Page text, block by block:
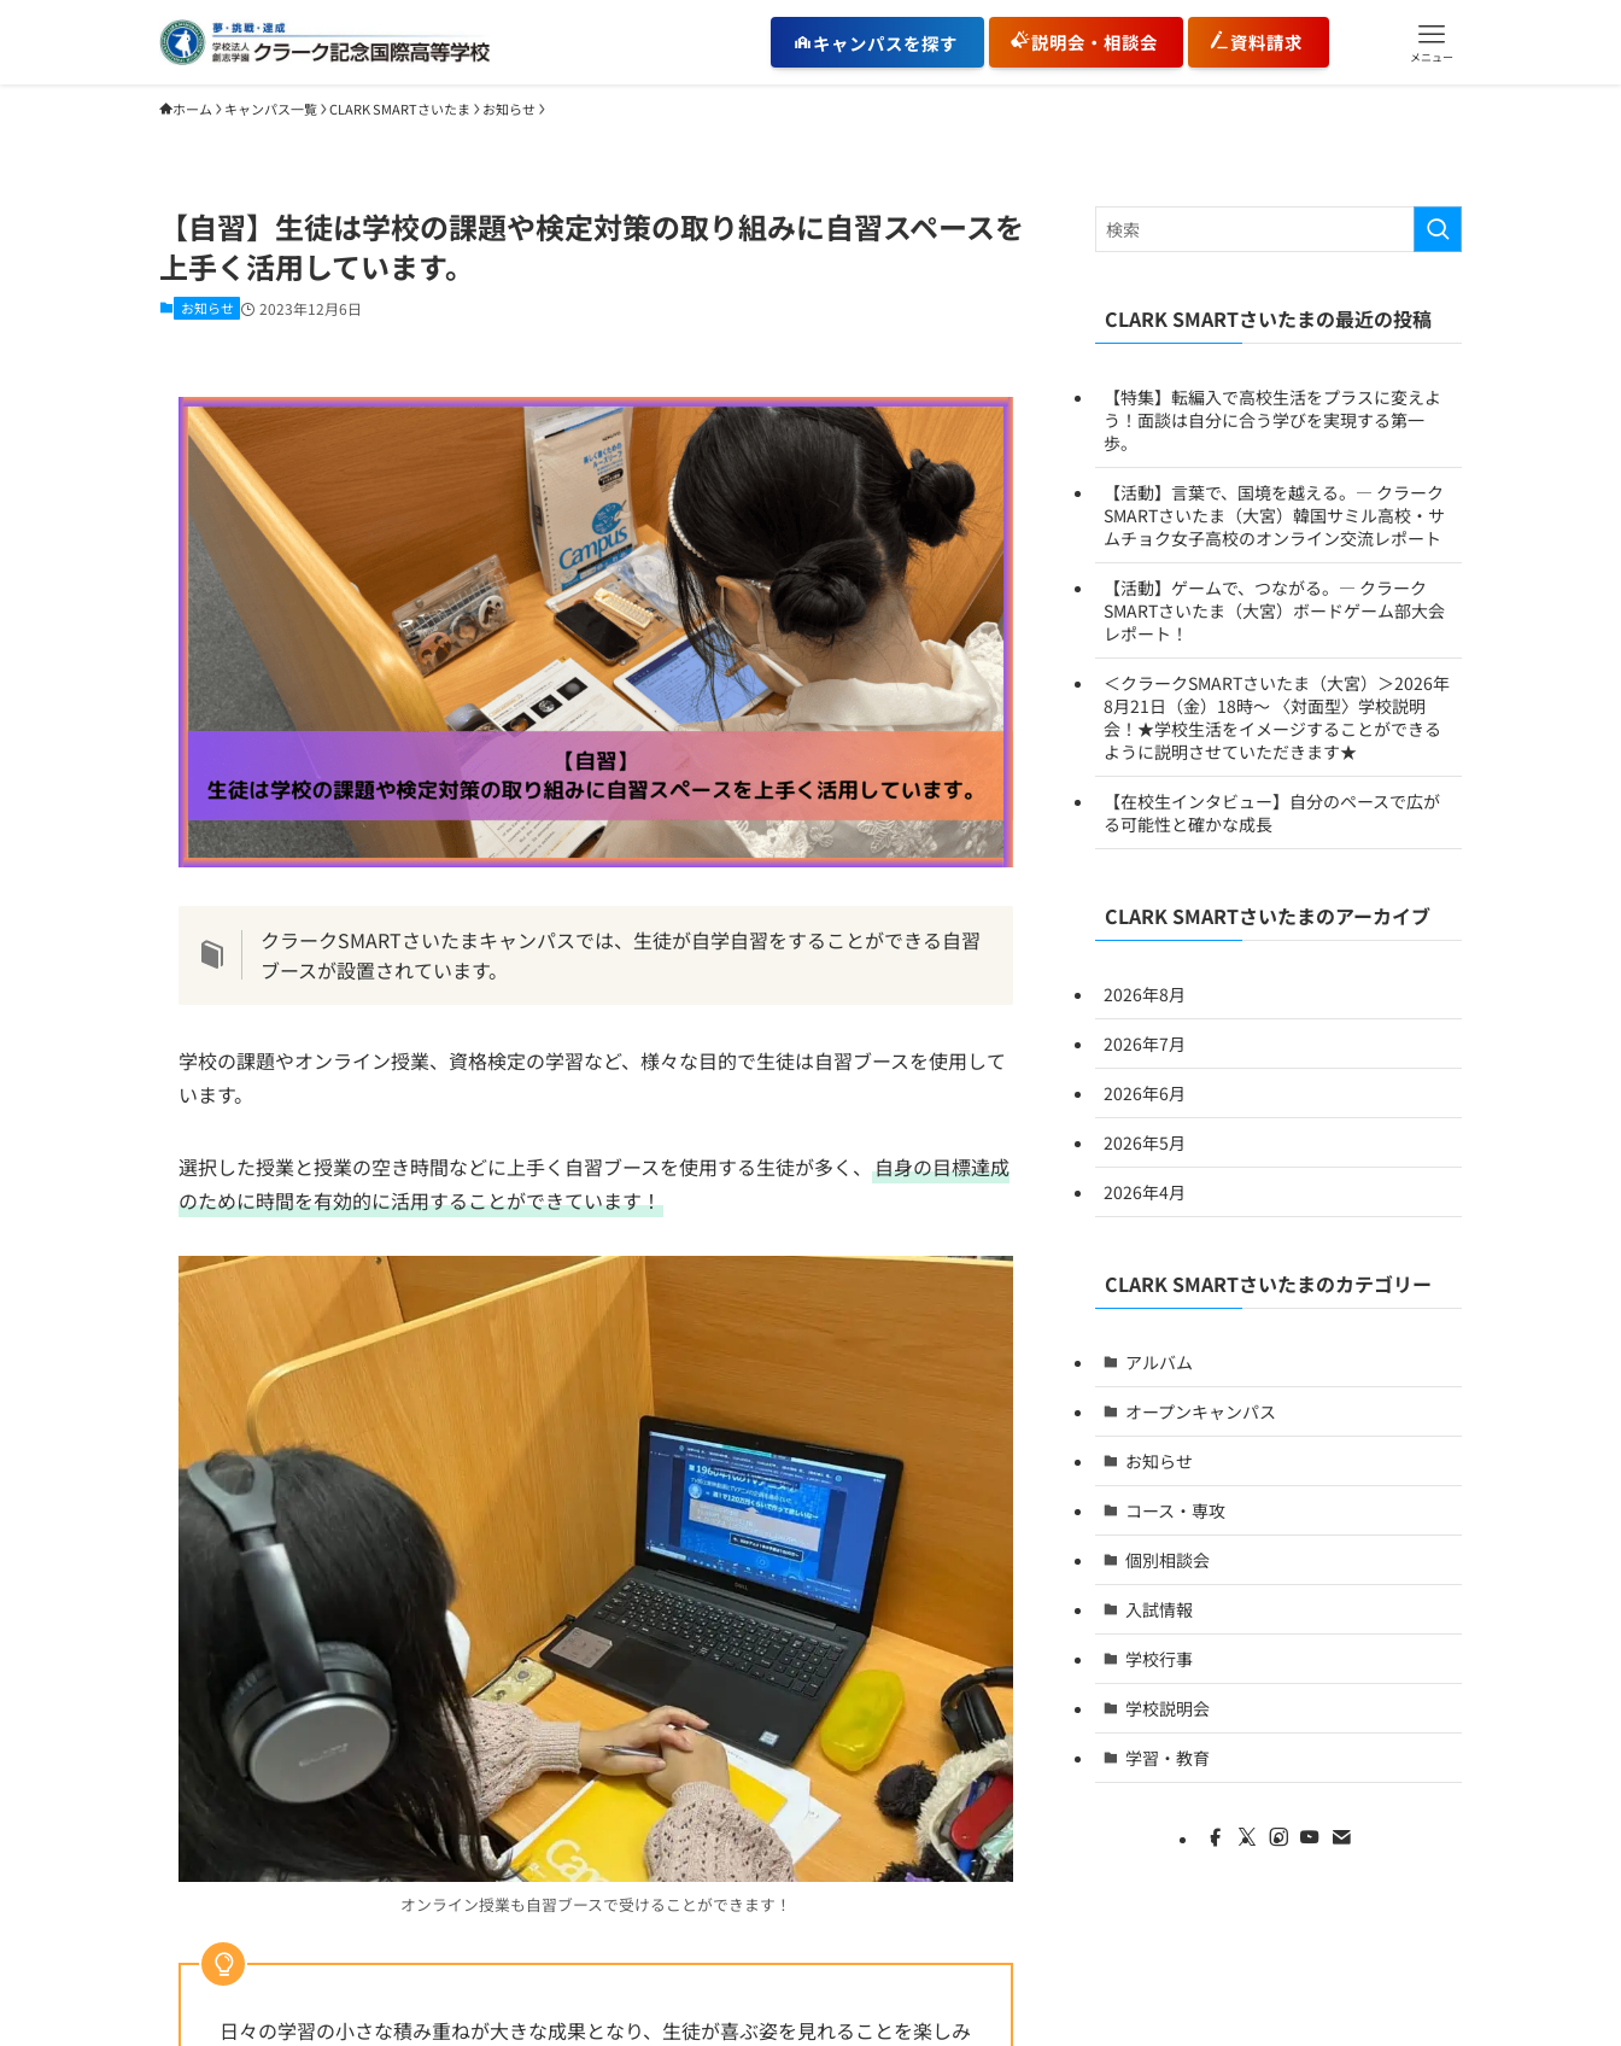
キャンパスを探す 説明会・相談会 資料請求
メニュー
ホーム キャンパス一覧 CLARK SMARTさいたま お知らせ
【自習】生徒は学校の課題や検定対策の取り組みに自習スペースを
上手く活用しています。
お知らせ 2023年12月6日
クラークSMARTさいたまキャンパスでは、生徒が自学自習をすることができる自習
ブースが設置されています。
学校の課題やオンライン授業、資格検定の学習など、様々な目的で生徒は自習ブースを使用して
います。
選択した授業と授業の空き時間などに上手く自習ブースを使用する生徒が多く、 自身の目標達成
のために時間を有効的に活用することができています！
オンライン授業も自習ブースで受けることができます！
日々の学習の小さな積み重ねが大きな成果となり、生徒が喜ぶ姿を見れることを楽しみ
CLARK SMARTさいたまの最近の投稿
【特集】転編入で高校生活をプラスに変えよ
う！面談は自分に合う学びを実現する第一
歩。
【活動】言葉で、国境を越える。― クラーク
SMARTさいたま（大宮）韓国サミル高校・サ
ムチョク女子高校のオンライン交流レポート
【活動】ゲームで、つながる。― クラーク
SMARTさいたま（大宮）ボードゲーム部大会
レポート！
＜クラークSMARTさいたま（大宮）＞2026年
8月21日（金）18時～ 〈対面型〉学校説明
会！★学校生活をイメージすることができる
ように説明させていただきます★
【在校生インタビュー】自分のペースで広が
る可能性と確かな成長
CLARK SMARTさいたまのアーカイブ
2026年8月
2026年7月
2026年6月
2026年5月
2026年4月
CLARK SMARTさいたまのカテゴリー
アルバム
オープンキャンパス
お知らせ
コース・専攻
個別相談会
入試情報
学校行事
学校説明会
学習・教育